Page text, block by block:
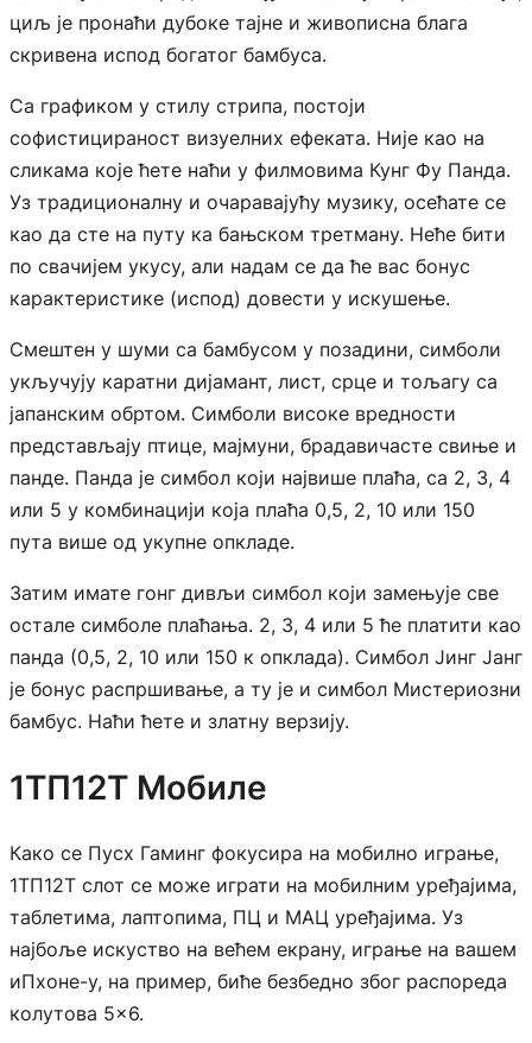
циљ је пронаћи дубоке тајне и живописна блага
скривена испод богатог бамбуса.
Са графиком у стилу стрипа, постоји
софистицираност визуелних ефеката. Није као на
сликама које ћете наћи у филмовима Кунг Фу Панда.
Уз традиционалну и очаравајућу музику, осећате се
као да сте на путу ка бањском третману. Неће бити
по свачијем укусу, али надам се да ће вас бонус
карактеристике (испод) довести у искушење.
Смештен у шуми са бамбусом у позадини, симболи
укључују каратни дијамант, лист, срце и тољагу са
јапанским обртом. Симболи високе вредности
представљају птице, мајмуни, брадавичасте свиње и
панде. Панда је симбол који највише плаћа, са 2, 3, 4
или 5 у комбинацији која плаћа 0,5, 2, 10 или 150
пута више од укупне опкладе.
Затим имате гонг дивљи симбол који замењује све
остале симболе плаћања. 2, 3, 4 или 5 ће платити као
панда (0,5, 2, 10 или 150 к опклада). Симбол Јинг Јанг
је бонус распршивање, а ту је и симбол Мистериозни
бамбус. Наћи ћете и златну верзију.
1ТП12Т Мобиле
Како се Пусх Гаминг фокусира на мобилно играње,
1ТП12Т слот се може играти на мобилним уређајима,
таблетима, лаптопима, ПЦ и МАЦ уређајима. Уз
најбоље искуство на већем екрану, играње на вашем
иПхоне-у, на пример, биће безбедно због распореда
колутова 5×6.